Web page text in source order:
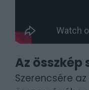
Az összkép
Szerencsére